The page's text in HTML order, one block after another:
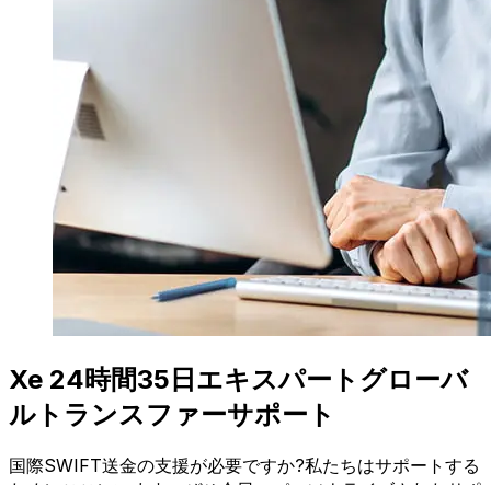
Xe 24時間35日エキスパートグローバ
ルトランスファーサポート
国際SWIFT送金の支援が必要ですか?私たちはサポートする